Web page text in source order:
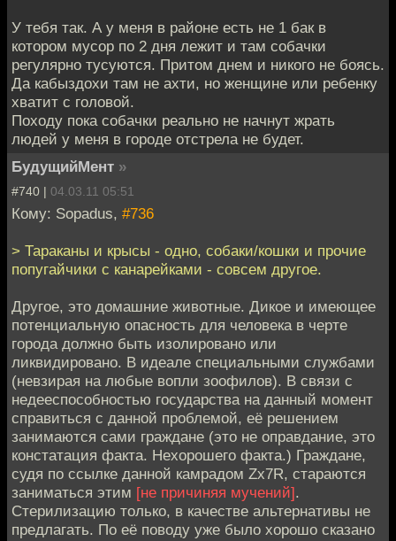
У тебя так. А у меня в районе есть не 1 бак в
котором мусор по 2 дня лежит и там собачки
регулярно тусуются. Притом днем и никого не боясь.
Да кабыздохи там не ахти, но женщине или ребенку
хватит с головой.
Походу пока собачки реально не начнут жрать
людей у меня в городе отстрела не будет.
БудущийМент »
#740 | 04.03.11 05:51
Кому: Sopadus, #736
> Тараканы и крысы - одно, собаки/кошки и прочие
попугайчики с канарейками - совсем другое.
Другое, это домашние животные. Дикое и имеющее
потенциальную опасность для человека в черте
города должно быть изолировано или
ликвидировано. В идеале специальными службами
(невзирая на любые вопли зоофилов). В связи с
недееспособностью государства на данный момент
справиться с данной проблемой, её решением
занимаются сами граждане (это не оправдание, это
констатация факта. Нехорошего факта.) Граждане,
судя по ссылке данной камрадом Zx7R, стараются
заниматься этим [не причиняя мучений].
Стерилизацию только, в качестве альтернативы не
предлагать. По её поводу уже было хорошо сказано